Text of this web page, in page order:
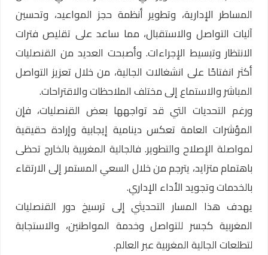
المساطر الإدارية، وتطوير أنظمة حجز المواعيد، وتحسين
آليات التواصل والاستقبال، مما ساعد على تقليص فترات
الانتظار وتبسيط الإجراءات. وأصبحت العديد من القنصليات
أكثر انفتاحًا على انشغالات الجالية، من خلال تعزيز التواصل
المباشر والاستماع إلى مختلف الملاحظات والاقتراحات.
ورغم التحديات التي قد تواجهها بعض القنصليات، فإن
المؤشرات العامة تعكس دينامية إيجابية وإرادة حقيقية
لمواصلة الإصلاح والتطوير. فالجالية المغربية بالخارج تحظى
باهتمام متزايد، يترجم من خلال السعي المستمر إلى الارتقاء
بالخدمات وتجويد الأداء الإداري.
يهدف هذا المسار التحديثي إلى ترسيخ دور القنصليات
المغربية كجسر للتواصل وخدمة المواطنين، والاستجابة
لتطلعات الجالية المغربية عبر العالم.